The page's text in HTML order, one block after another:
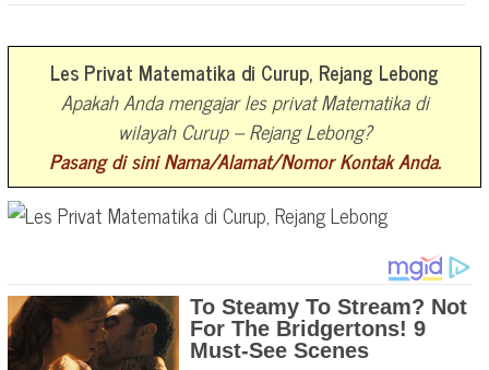
Les Privat Matematika di Curup, Rejang Lebong
Apakah Anda mengajar les privat Matematika di
wilayah Curup – Rejang Lebong?
Pasang di sini Nama/Alamat/Nomor Kontak Anda.